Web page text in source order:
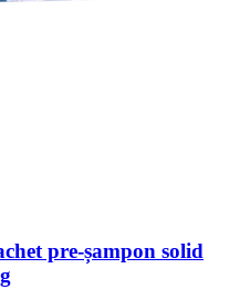
pre-​șampon solid